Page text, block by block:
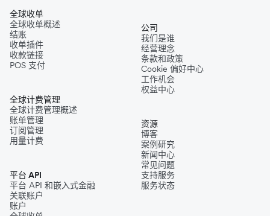
全球收单
全球收单概述
结账
收单插件
收款链接
POS 支付
全球计费管理
全球计费管理概述
账单管理
订阅管理
用量计费
平台 API
平台 API 和嵌入式金融
关联账户
账户
公司
我们是谁
经营理念
条款和政策
Cookie 偏好中心
工作机会
权益中心
资源
博客
案例研究
新闻中心
常见问题
支持服务
服务状态